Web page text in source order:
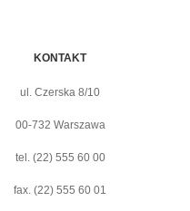
KONTAKT
ul. Czerska 8/10
00-732 Warszawa
tel. (22) 555 60 00
fax. (22) 555 60 01